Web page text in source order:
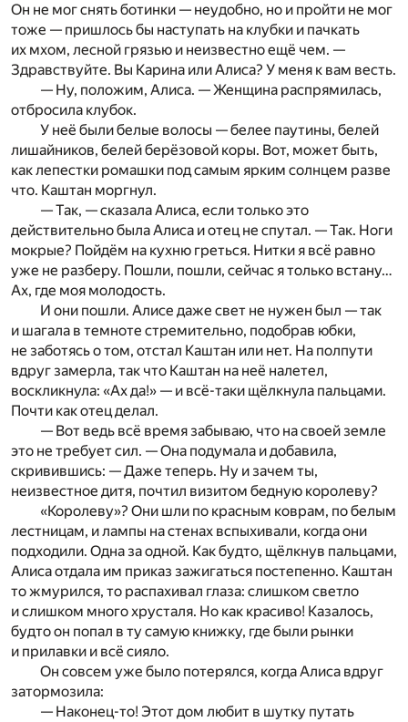
Он не мог снять ботинки — неудобно, но и пройти не мог
тоже — пришлось бы наступать на клубки и пачкать
их мхом, лесной грязью и неизвестно ещё чем. —
Здравствуйте. Вы Карина или Алиса? У меня к вам весть.
— Ну, положим, Алиса. — Женщина распрямилась,
отбросила клубок.
У неё были белые волосы — белее паутины, белей
лишайников, белей берёзовой коры. Вот, может быть,
как лепестки ромашки под самым ярким солнцем разве
что. Каштан моргнул.
— Так, — сказала Алиса, если только это
действительно была Алиса и отец не спутал. — Так. Ноги
мокрые? Пойдём на кухню греться. Нитки я всё равно
уже не разберу. Пошли, пошли, сейчас я только встану…
Ах, где моя молодость.
И они пошли. Алисе даже свет не нужен был — так
и шагала в темноте стремительно, подобрав юбки,
не заботясь о том, отстал Каштан или нет. На полпути
вдруг замерла, так что Каштан на неё налетел,
воскликнула: «Ах да!» — и всё-таки щёлкнула пальцами.
Почти как отец делал.
— Вот ведь всё время забываю, что на своей земле
это не требует сил. — Она подумала и добавила,
скривившись: — Даже теперь. Ну и зачем ты,
неизвестное дитя, почтил визитом бедную королеву?
«Королеву»? Они шли по красным коврам, по белым
лестницам, и лампы на стенах вспыхивали, когда они
подходили. Одна за одной. Как будто, щёлкнув пальцами,
Алиса отдала им приказ зажигаться постепенно. Каштан
то жмурился, то распахивал глаза: слишком светло
и слишком много хрусталя. Но как красиво! Казалось,
будто он попал в ту самую книжку, где были рынки
и прилавки и всё сияло.
Он совсем уже было потерялся, когда Алиса вдруг
затормозила:
— Наконец-то! Этот дом любит в шутку путать